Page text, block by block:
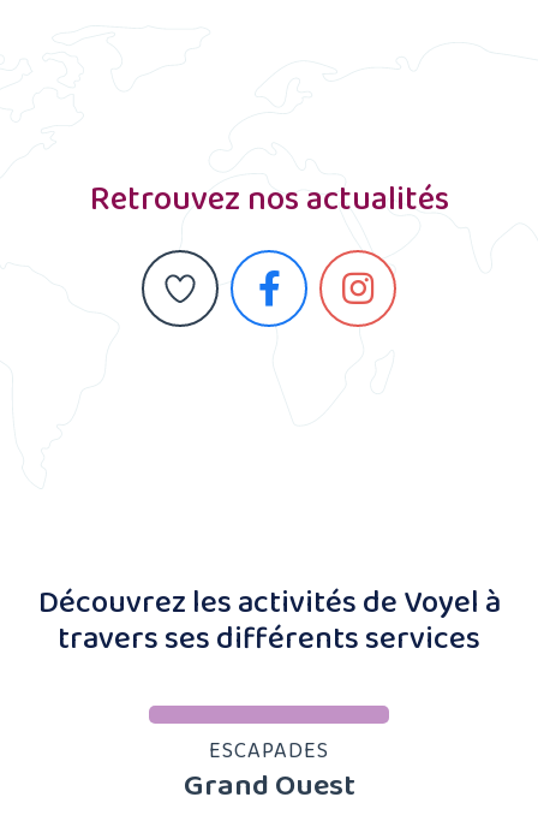
Retrouvez nos actualités
Découvrez les activités de Voyel à
travers ses différents services
ESCAPADES
Grand Ouest